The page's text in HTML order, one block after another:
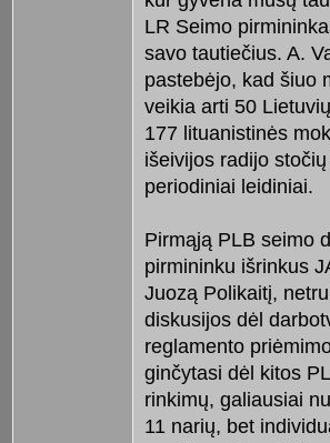
LR Seimo
savo tautiečius. A.
pastebėjo, kad šiuo
veikia arti 50
177 lituanistinės
išeivijos radijo
periodiniai leidiniai.
Pirmąją PLB seimo
pirmininku išrinkus
Juozą Polikaitį,
diskusijos dėl
reglamento
ginčytasi dėl kitos
rinkimų, galiausiai
11 narių, bet